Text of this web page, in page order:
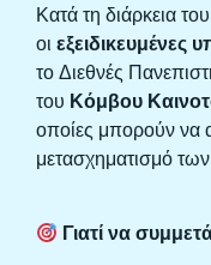
Κατά τη διάρκεια
οι εξειδικευμένες
το Διεθνές
του Κόμβου
οποίες μπορούν να
μετασχηματισμό
Γιατί να